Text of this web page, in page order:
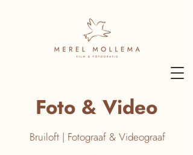
Foto & Video
Bruiloft | Fotograaf & Videograaf